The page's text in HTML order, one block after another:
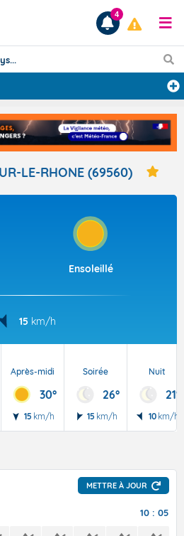
Prévisions
RÉSULTATS
Articles
4
LE-RHONE (69560)
Ensoleillé
15 km/h
Après-midi
30°
15 km/h
Soirée
26°
15 km/h
Nuit
21°
10 km/h
METTRE À JOUR
10 : 05